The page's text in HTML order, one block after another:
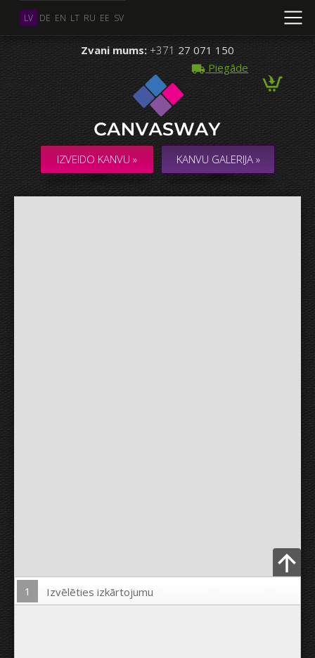
LV DE EN LT RU EE SV
Zvani mums: +371 27 071 150
Piegāde
IZVEIDO KANVU » KANVU GALERIJA »
Ielādēt Foto
1 Izvēlēties izkārtojumu
Vairāki Foto
KOLĀŽA / KOMPOZĪCIJA no vairākiem Foto